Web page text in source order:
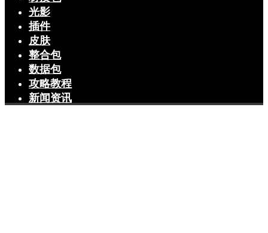
光影
插件
皮肤
整合包
数据包
攻略教程
新闻资讯